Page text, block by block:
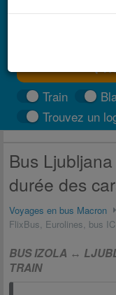
Train
Trouvez un
Bus
durée des
Voyages en bus Macron
FlixBus, Eurolines, bus
BUS IZOLA ↔
TRAIN